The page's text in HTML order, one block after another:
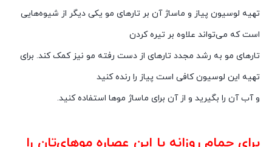
تهیه لوسیون پیاز و ماساژ آن بر تارهای مو یکی دیگر از شیوه‌هایی
است که می‌تواند علاوه بر تیره کردن
تارهای مو به رشد مجدد تارهای از دست رفته مو نیز کمک کند. برای
تهیه این لوسیون کافی است پیاز را رنده کنید
و آب آن را بگیرید و از آن برای ماساژ موها استفاده کنید.